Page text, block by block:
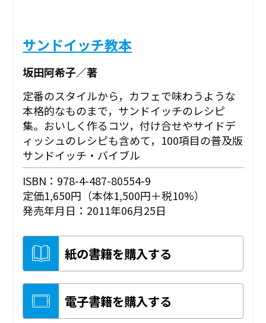
サンドイッチ教本
坂田阿希子／著
定番のスタイルから，カフェで味わうような
本格的なものまで，サンドイッチのレシピ
集。おいしく作るコツ，付け合せやサイドデ
ィッシュのレシピも含めて，100項目の普及版
サンドイッチ・バイブル
ISBN：978-4-487-80554-9
定価1,650円（本体1,500円＋税10%）
発売年月日：2011年06月25日
紙の書籍を購入する
電子書籍を購入する